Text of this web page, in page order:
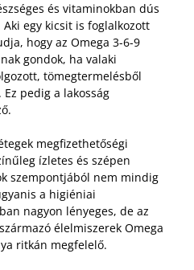
és vitaminokban dús
Aki egy kicsit is foglalkozott
hogy az Omega 3-6-9
gondok, ha valaki
tömegtermelésből
pedig a lakosság
megfizethetőségi
ízletes és szépen
szempontjából nem mindig
a higiéniai
nagyon lényeges, de az
élelmiszerek Omega
ritkán megfelelő.